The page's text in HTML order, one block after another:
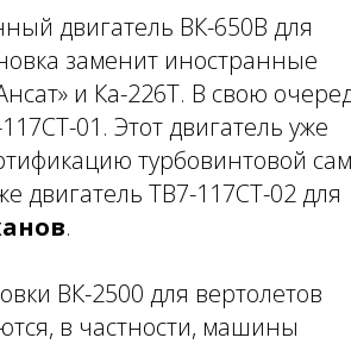
двигатель ВК-650В для
заменит иностранные
и Ка-226Т. В свою
01. Этот двигатель уже
турбовинтовой
двигатель ТВ7-117СТ-02 для
.
ВК-2500 для вертолетов
в частности, машины